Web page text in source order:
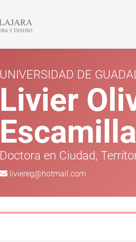
UNIVERSIDAD DE
Livier
Doctora en Ciudad,
liviereg@hotmail.com